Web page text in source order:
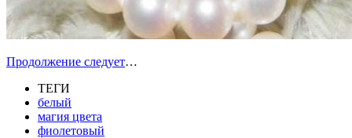
Продолжение следует…
ТЕГИ
белый
магия цвета
фиолетовый